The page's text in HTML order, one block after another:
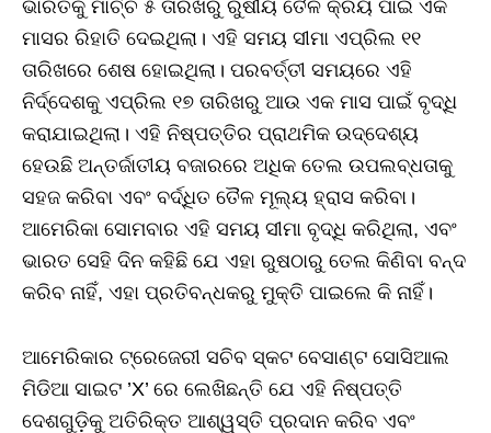
ଭାରତକୁ ମାର୍ଚ୍ଚ ୫ ତାରିଖରୁ ରୁଷୀୟ ତୈଳ କ୍ରୟ ପାଇଁ ଏକ
ମାସର ରିହାତି ଦେଇଥିଲା। ଏହି ସମୟ ସୀମା ଏପ୍ରିଲ ୧୧
ତାରିଖରେ ଶେଷ ହୋଇଥିଲା। ପରବର୍ତ୍ତୀ ସମୟରେ ଏହି
ନିର୍ଦ୍ଦେଶକୁ ଏପ୍ରିଲ ୧୭ ତାରିଖରୁ ଆଉ ଏକ ମାସ ପାଇଁ ବୃଦ୍ଧି
କରାଯାଇଥିଲା। ଏହି ନିଷ୍ପତ୍ତିର ପ୍ରାଥମିକ ଉଦ୍ଦେଶ୍ୟ
ହେଉଛି ଅନ୍ତର୍ଜାତୀୟ ବଜାରରେ ଅଧିକ ତେଲ ଉପଲବ୍ଧତାକୁ
ସହଜ କରିବା ଏବଂ ବର୍ଦ୍ଧିତ ତୈଳ ମୂଲ୍ୟ ହ୍ରାସ କରିବା।
ଆମେରିକା ସୋମବାର ଏହି ସମୟ ସୀମା ବୃଦ୍ଧି କରିଥିଲା, ଏବଂ
ଭାରତ ସେହି ଦିନ କହିଛି ଯେ ଏହା ରୁଷଠାରୁ ତେଲ କିଣିବା ବନ୍ଦ
କରିବ ନାହିଁ, ଏହା ପ୍ରତିବନ୍ଧକରୁ ମୁକ୍ତି ପାଇଲେ କି ନାହିଁ।
ଆମେରିକାର ଟ୍ରେଜେରୀ ସଚିବ ସ୍କଟ ବେସାଣ୍ଟ ସୋସିଆଲ
ମିଡିଆ ସାଇଟ ’X’ ରେ ଲେଖିଛନ୍ତି ଯେ ଏହି ନିଷ୍ପତ୍ତି
ଦେଶଗୁଡ଼ିକୁ ଅତିରିକ୍ତ ଆଶ୍ୱସ୍ତି ପ୍ରଦାନ କରିବ ଏବଂ